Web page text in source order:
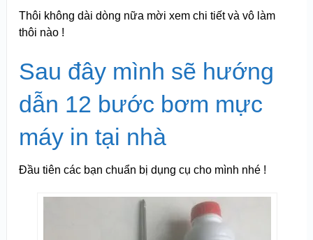
Thôi không dài dòng nữa mời xem chi tiết và vô làm
thôi nào !
Sau đây mình sẽ hướng
dẫn 12 bước bơm mực
máy in tại nhà
Đầu tiên các bạn chuẩn bị dụng cụ cho mình nhé !